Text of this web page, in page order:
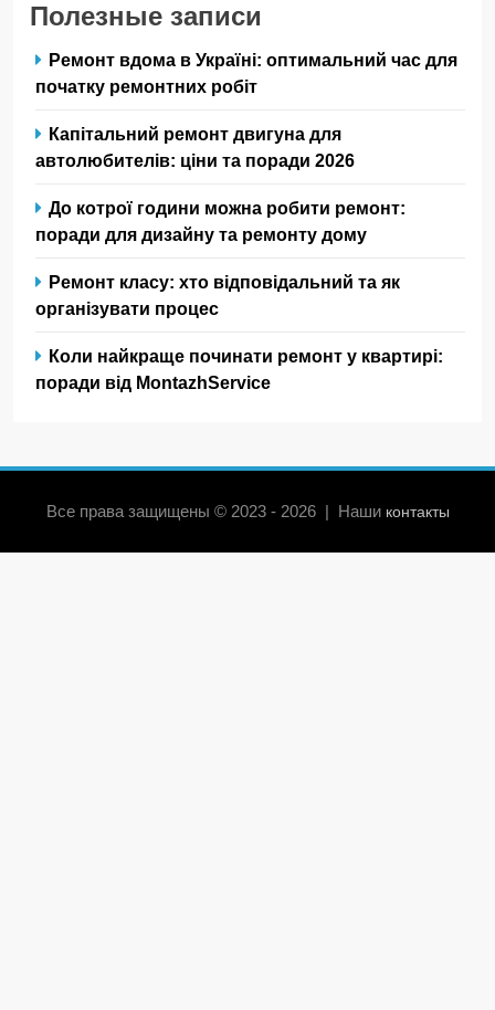
Полезные записи
Ремонт вдома в Україні: оптимальний час для
початку ремонтних робіт
Капітальний ремонт двигуна для
автолюбителів: ціни та поради 2026
До котрої години можна робити ремонт:
поради для дизайну та ремонту дому
Ремонт класу: хто відповідальний та як
організувати процес
Коли найкраще починати ремонт у квартирі:
поради від MontazhService
Все права защищены © 2023 - 2026 | Наши контакты